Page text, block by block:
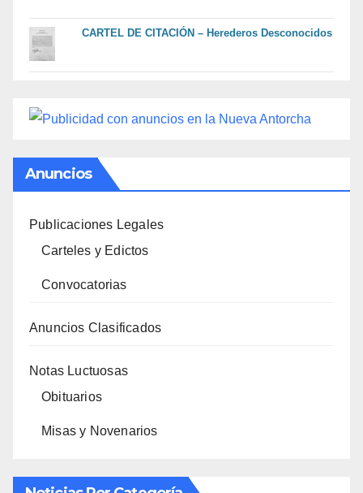
CARTEL DE CITACIÓN – Herederos Desconocidos
Anuncios
Publicaciones Legales
Carteles y Edictos
Convocatorias
Anuncios Clasificados
Notas Luctuosas
Obituarios
Misas y Novenarios